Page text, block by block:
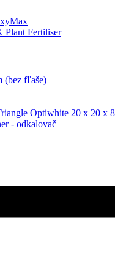
Fertiliser
(bez fľaše)
Optiwhite 20 x 20 x
- odkalovač